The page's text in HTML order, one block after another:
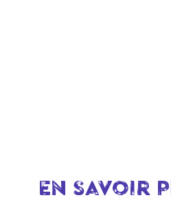
EN SAVOIR